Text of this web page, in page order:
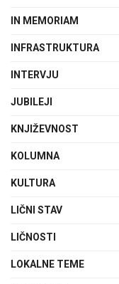
IN MEMORIAM
INFRASTRUKTURA
INTERVJU
JUBILEJI
KNJIŽEVNOST
KOLUMNA
KULTURA
LIČNI STAV
LIČNOSTI
LOKALNE TEME